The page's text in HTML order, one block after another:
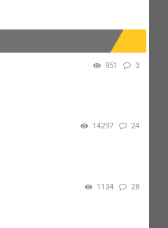
951 3
14297 24
1134 28